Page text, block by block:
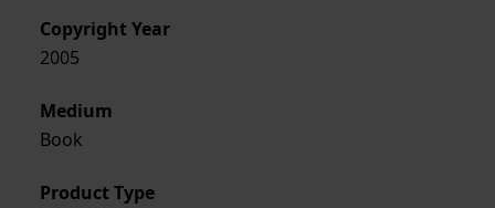
Copyright Year
2005
Medium
Book
Product Type